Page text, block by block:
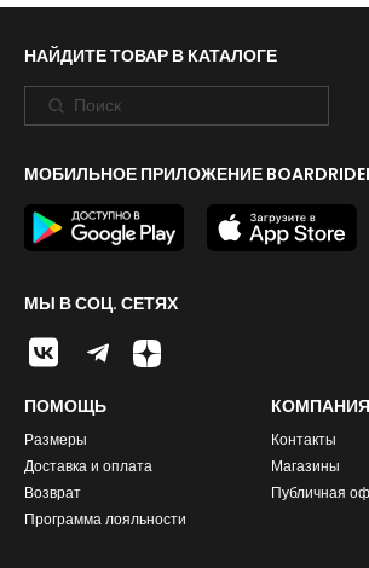
НАЙДИТЕ ТОВАР В КАТАЛОГЕ
МОБИЛЬНОЕ ПРИЛОЖЕНИЕ
МЫ В СОЦ. СЕТЯХ
ПОМОЩЬ
Размеры
Доставка и оплата
Возврат
Программа лояльности
КОМПАНИЯ
Контакты
Магазины
Публичная